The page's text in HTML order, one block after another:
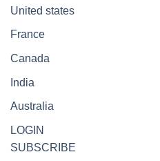
United states
France
Canada
India
Australia
LOGIN
SUBSCRIBE